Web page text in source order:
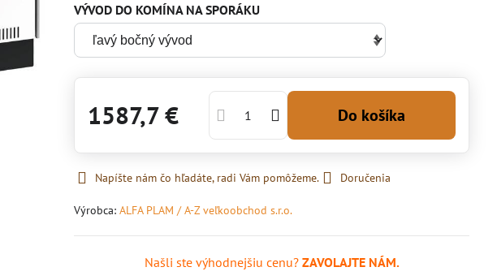
VÝVOD DO KOMÍNA NA SPORÁKU
1587,7 € Do košíka
Napíšte nám čo hľadáte, radi Vám pomôžeme. Doručenia
Výrobca:ALFA PLAM / A-Z veľkoobchod s.r.o.
Našli ste výhodnejšiu cenu?ZAVOLAJTE NÁM.